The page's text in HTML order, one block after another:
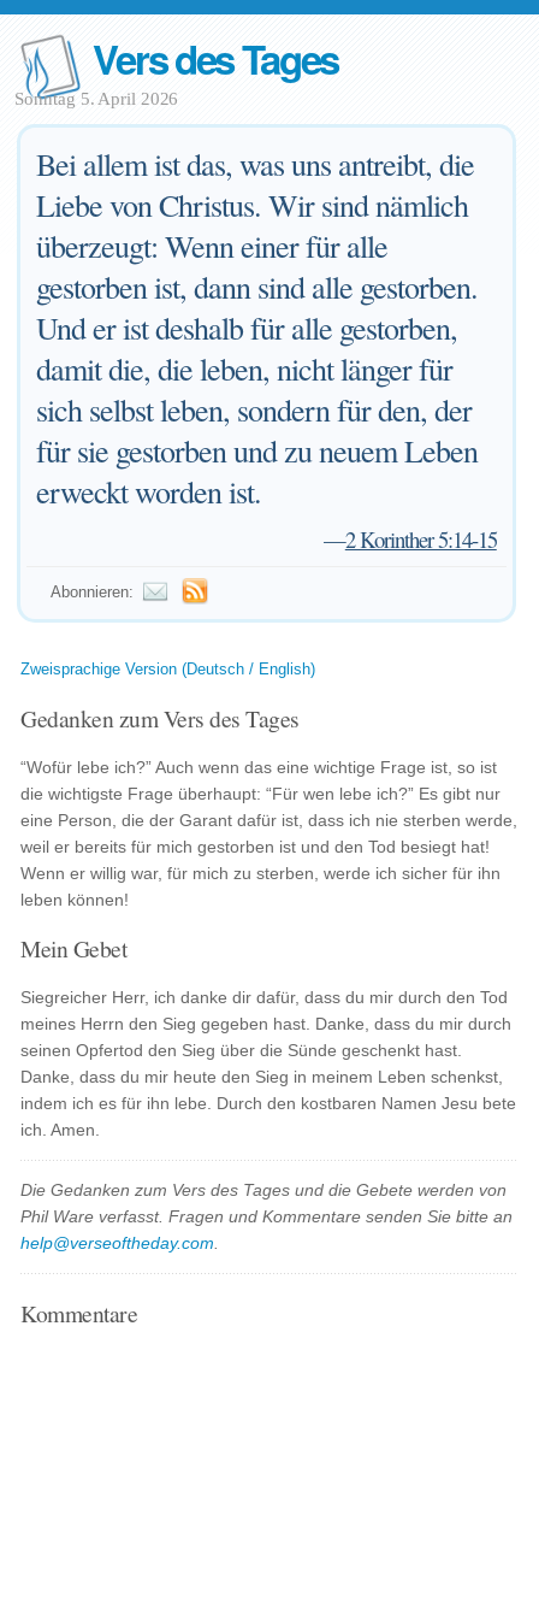
Vers des Tages
Sonntag 5. April 2026
Bei allem ist das, was uns antreibt, die
Liebe von Christus. Wir sind nämlich
überzeugt: Wenn einer für alle
gestorben ist, dann sind alle gestorben.
Und er ist deshalb für alle gestorben,
damit die, die leben, nicht länger für
sich selbst leben, sondern für den, der
für sie gestorben und zu neuem Leben
erweckt worden ist.
—2 Korinther 5:14-15
Abonnieren:
Zweisprachige Version (Deutsch / English)
Gedanken zum Vers des Tages
“Wofür lebe ich?” Auch wenn das eine wichtige Frage ist, so ist
die wichtigste Frage überhaupt: “Für wen lebe ich?” Es gibt nur
eine Person, die der Garant dafür ist, dass ich nie sterben werde,
weil er bereits für mich gestorben ist und den Tod besiegt hat!
Wenn er willig war, für mich zu sterben, werde ich sicher für ihn
leben können!
Mein Gebet
Siegreicher Herr, ich danke dir dafür, dass du mir durch den Tod
meines Herrn den Sieg gegeben hast. Danke, dass du mir durch
seinen Opfertod den Sieg über die Sünde geschenkt hast.
Danke, dass du mir heute den Sieg in meinem Leben schenkst,
indem ich es für ihn lebe. Durch den kostbaren Namen Jesu bete
ich. Amen.
Die Gedanken zum Vers des Tages und die Gebete werden von
Phil Ware verfasst. Fragen und Kommentare senden Sie bitte an
help@verseoftheday.com
Kommentare